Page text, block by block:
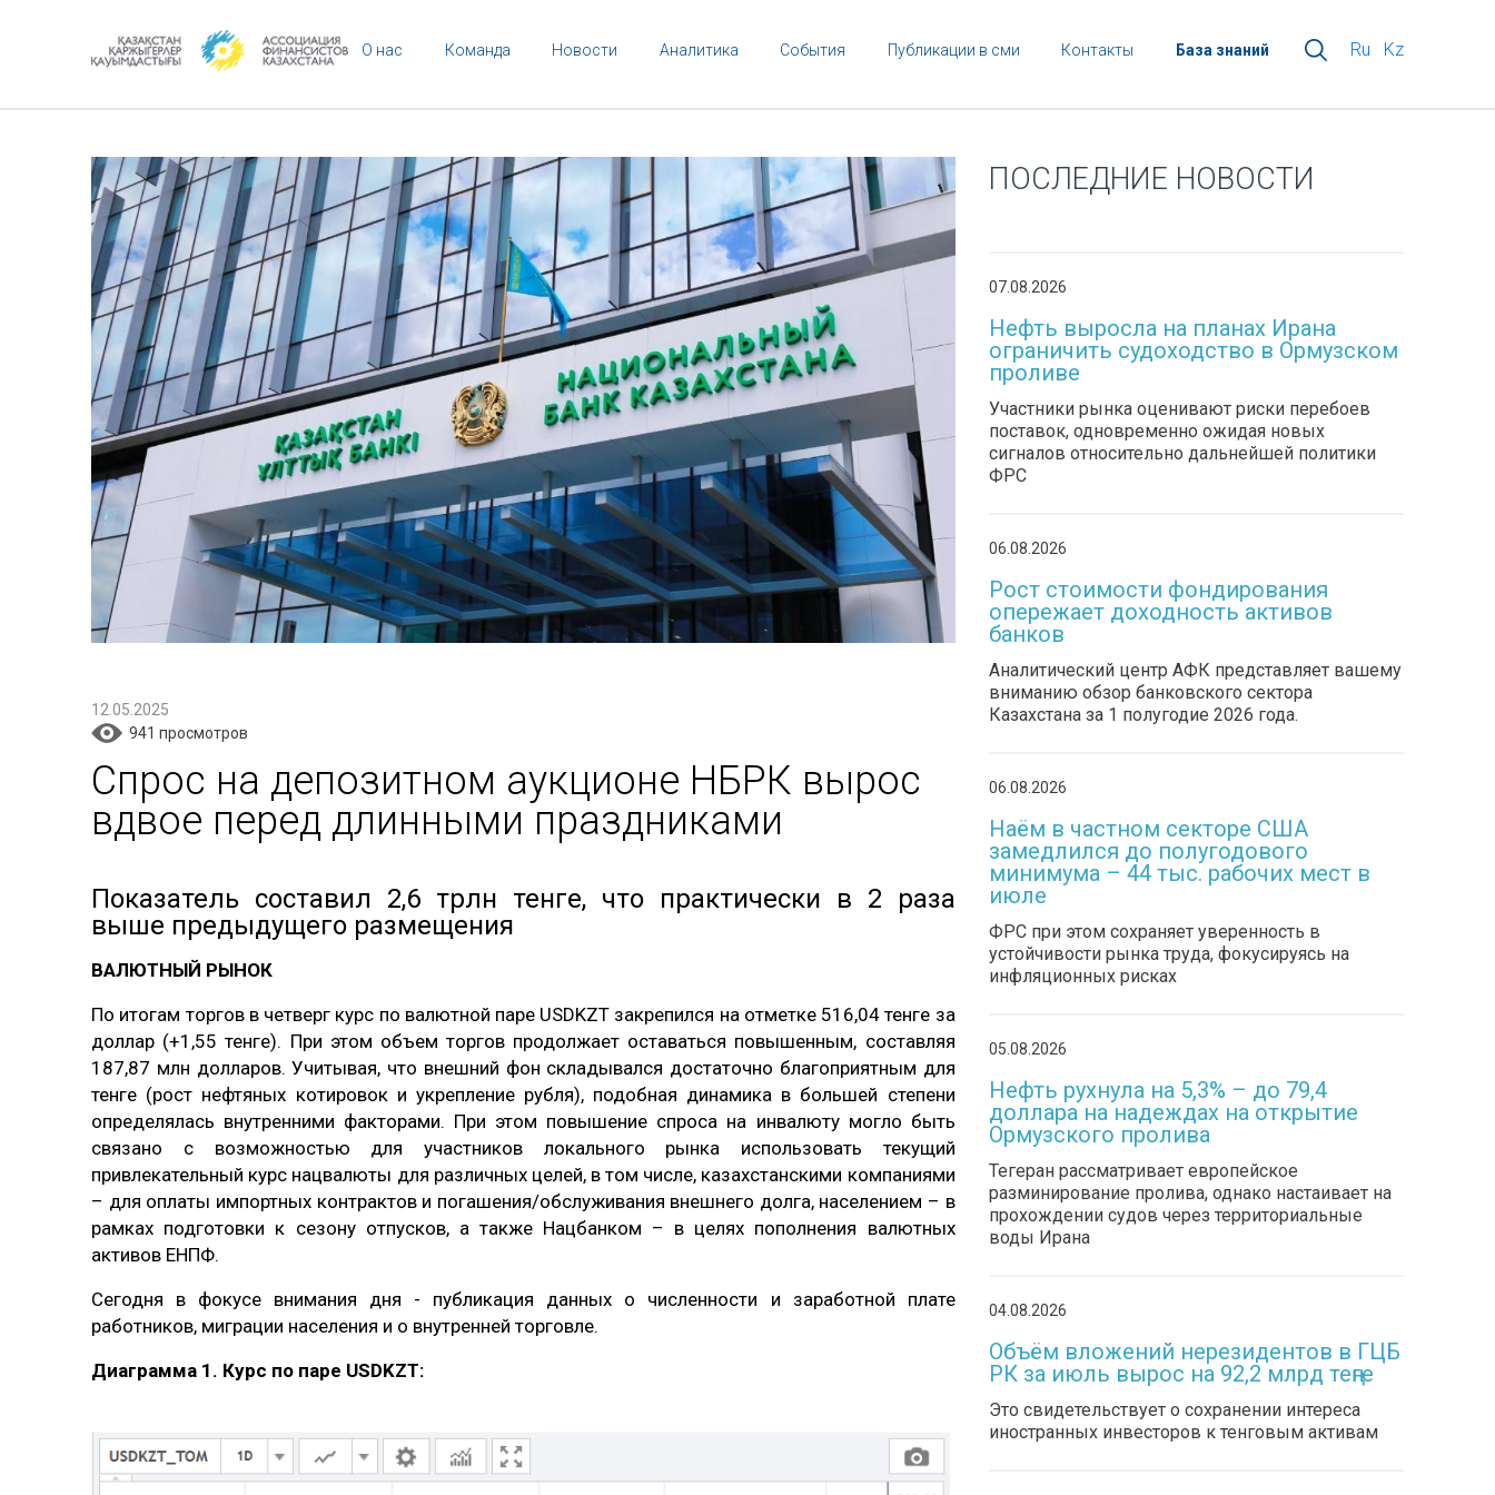
О нас Команда Новости Аналитика События Публикации в сми Контакты База знаний Ru Kz
12.05.2025
941 просмотров
Спрос на депозитном аукционе НБРК вырос
вдвое перед длинными праздниками
Показатель составил 2,6 трлн тенге, что практически в 2 раза
выше предыдущего размещения
ВАЛЮТНЫЙ РЫНОК
По итогам торгов в четверг курс по валютной паре USDKZT закрепился на отметке 516,04 тенге за
доллар (+1,55 тенге). При этом объем торгов продолжает оставаться повышенным, составляя
187,87 млн долларов. Учитывая, что внешний фон складывался достаточно благоприятным для
тенге (рост нефтяных котировок и укрепление рубля), подобная динамика в большей степени
определялась внутренними факторами. При этом повышение спроса на инвалюту могло быть
связано с возможностью для участников локального рынка использовать текущий
привлекательный курс нацвалюты для различных целей, в том числе, казахстанскими компаниями
– для оплаты импортных контрактов и погашения/обслуживания внешнего долга, населением – в
рамках подготовки к сезону отпусков, а также Нацбанком – в целях пополнения валютных
активов ЕНПФ.
Сегодня в фокусе внимания дня - публикация данных о численности и заработной плате
работников, миграции населения и о внутренней торговле.
Диаграмма 1. Курс по паре USDKZT:
ПОСЛЕДНИЕ НОВОСТИ
07.08.2026
Нефть выросла на планах Ирана
ограничить судоходство в Ормузском
проливе
Участники рынка оценивают риски перебоев
поставок, одновременно ожидая новых
сигналов относительно дальнейшей политики
ФРС
06.08.2026
Рост стоимости фондирования
опережает доходность активов
банков
Аналитический центр АФК представляет вашему
вниманию обзор банковского сектора
Казахстана за 1 полугодие 2026 года.
06.08.2026
Наём в частном секторе США
замедлился до полугодового
минимума – 44 тыс. рабочих мест в
июле
ФРС при этом сохраняет уверенность в
устойчивости рынка труда, фокусируясь на
инфляционных рисках
05.08.2026
Нефть рухнула на 5,3% – до 79,4
доллара на надеждах на открытие
Ормузского пролива
Тегеран рассматривает европейское
разминирование пролива, однако настаивает на
прохождении судов через территориальные
воды Ирана
04.08.2026
Объём вложений нерезидентов в ГЦБ
РК за июль вырос на 92,2 млрд теңге
Это свидетельствует о сохранении интереса
иностранных инвесторов к тенговым активам